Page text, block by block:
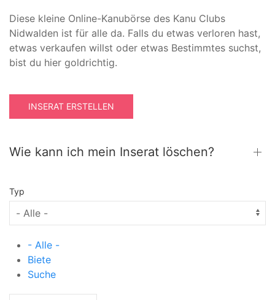
Diese kleine Online-Kanubörse des Kanu Clubs
Nidwalden ist für alle da. Falls du etwas verloren hast,
etwas verkaufen willst oder etwas Bestimmtes suchst,
bist du hier goldrichtig.
INSERAT ERSTELLEN
Wie kann ich mein Inserat löschen?
Typ
- Alle -
Biete
Suche